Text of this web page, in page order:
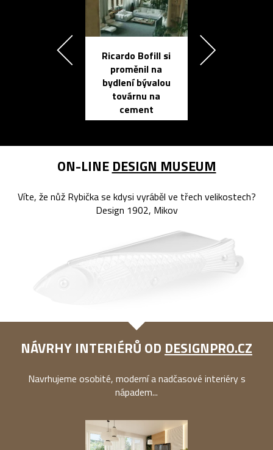
Ricardo Bofill si
proměnil na
bydlení bývalou
továrnu na
cement
ON-LINE DESIGN MUSEUM
Víte, že nůž Rybička se kdysi vyráběl ve třech velikostech?
Design 1902, Mikov
NÁVRHY INTERIÉRŮ OD DESIGNPRO.CZ
Navrhujeme osobité, moderní a nadčasové interiéry s
nápadem...